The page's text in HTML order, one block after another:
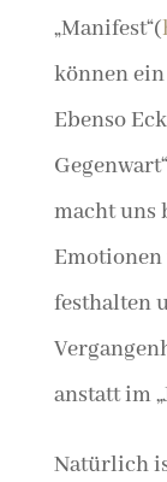
„Manifest“(
können
Ebenso
macht uns
festhalten
anstatt im
Natürlich